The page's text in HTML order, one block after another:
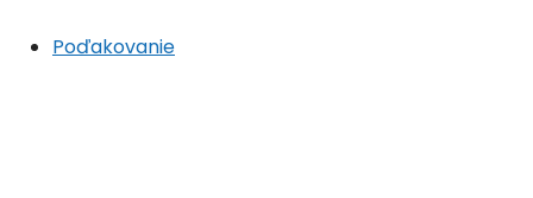
Poďakovanie